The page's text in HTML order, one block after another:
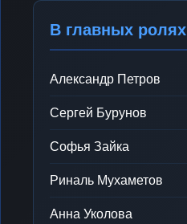
В главных ролях
Александр Петров
Сергей Бурунов
Софья Зайка
Риналь Мухаметов
Анна Уколова